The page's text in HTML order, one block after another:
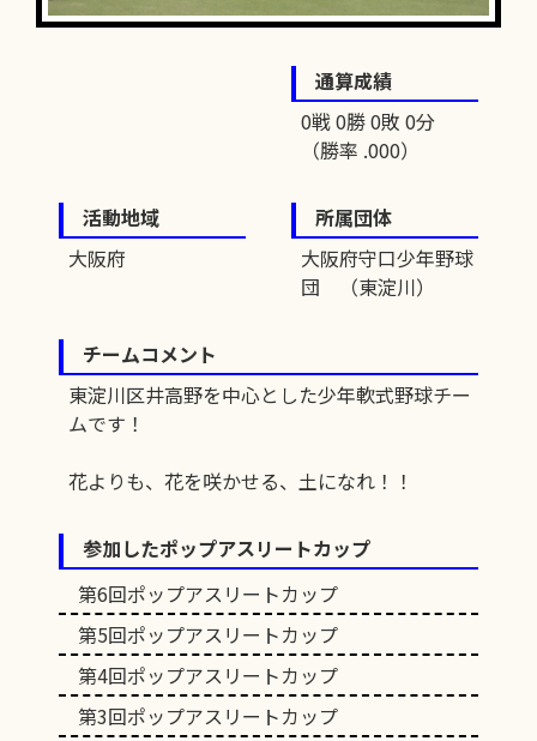
通算成績
0戦 0勝 0敗 0分
（勝率 .000）
活動地域
大阪府
所属団体
大阪府守口少年野球
団 （東淀川）
チームコメント
東淀川区井高野を中心とした少年軟式野球チー
ムです！
花よりも、花を咲かせる、土になれ！！
参加したポップアスリートカップ
第6回ポップアスリートカップ
第5回ポップアスリートカップ
第4回ポップアスリートカップ
第3回ポップアスリートカップ